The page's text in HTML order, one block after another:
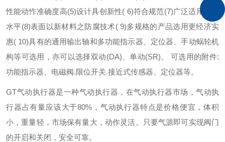
性能动怍准确度高(5)设计具创新性( 6)符合规范(7)广泛适用的高
水平(8)表面以新材料之防腐技术( 9)多规格的产品选用更经济实
惠( 10)具有的通用输出轴和多功能指示器、定位器、手动蜗轮机
构等可选用，亦可以选择双动(DA)、单动(SR)。 可选用的附件:
功能指示器、电磁阀.限位开关.接近式传感器、定位器等。
GT气动执行器是一种气动执行器，在气动执行器市场，气动执
行器占有量应该大于80%，气动执行器特点是价格便宜，体积
小，重量轻，市场保有量大，动作灵活。只要气源即可实现阀门
的开启和关闭，安全可靠。